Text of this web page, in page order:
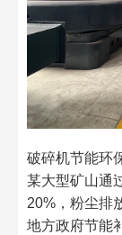
破碎机节能环
某大型矿山通
20%，粉尘排
地方政府节能